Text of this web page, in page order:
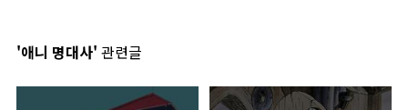
'애니 명대사' 관련글